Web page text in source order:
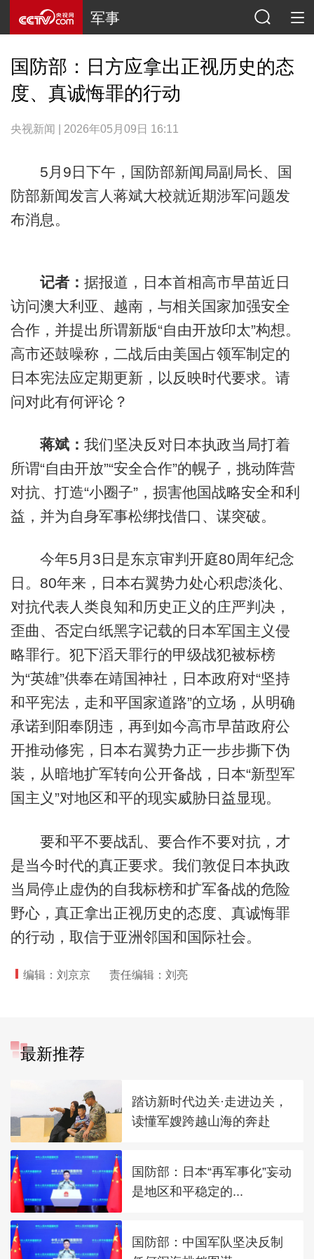
军事
国防部：日方应拿出正视历史的态
度、真诚悔罪的行动
央视新闻 | 2026年05月09日 16:11
5月9日下午，国防部新闻局副局长、国
防部新闻发言人蒋斌大校就近期涉军问题发
布消息。
记者： 据报道，日本首相高市早苗近日
访问澳大利亚、越南，与相关国家加强安全
合作，并提出所谓新版“自由开放印太”构想。
高市还鼓噪称，二战后由美国占领军制定的
日本宪法应定期更新，以反映时代要求。请
问对此有何评论？
蒋斌： 我们坚决反对日本执政当局打着
所谓“自由开放”“安全合作”的幌子，挑动阵营
对抗、打造“小圈子”，损害他国战略安全和利
益，并为自身军事松绑找借口、谋突破。
今年5月3日是东京审判开庭80周年纪念
日。80年来，日本右翼势力处心积虑淡化、
对抗代表人类良知和历史正义的庄严判决，
歪曲、否定白纸黑字记载的日本军国主义侵
略罪行。犯下滔天罪行的甲级战犯被标榜
为“英雄”供奉在靖国神社，日本政府对“坚持
和平宪法，走和平国家道路”的立场，从明确
承诺到阳奉阴违，再到如今高市早苗政府公
开推动修宪，日本右翼势力正一步步撕下伪
装，从暗地扩军转向公开备战，日本“新型军
国主义”对地区和平的现实威胁日益显现。
要和平不要战乱、要合作不要对抗，才
是当今时代的真正要求。我们敦促日本执政
当局停止虚伪的自我标榜和扩军备战的危险
野心，真正拿出正视历史的态度、真诚悔罪
的行动，取信于亚洲邻国和国际社会。
编辑：刘京京 责任编辑：刘亮
最新推荐
踏访新时代边关·走进边关，
读懂军嫂跨越山海的奔赴
国防部：日本“再军事化”妄动
是地区和平稳定的...
国防部：中国军队坚决反制